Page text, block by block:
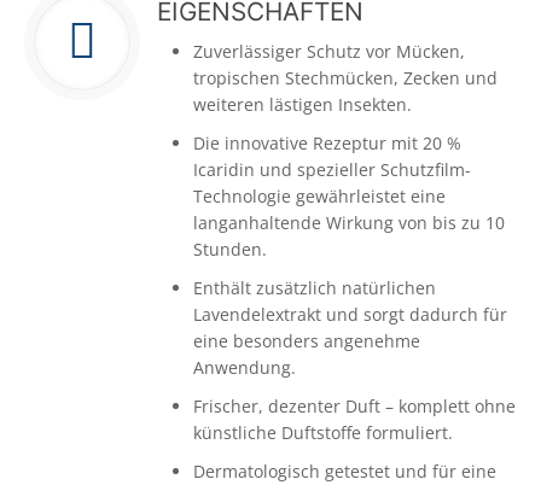
EIGENSCHAFTEN
Zuverlässiger Schutz vor Mücken,
tropischen Stechmücken, Zecken und
weiteren lästigen Insekten.
Die innovative Rezeptur mit 20 %
Icaridin und spezieller Schutzfilm-
Technologie gewährleistet eine
langanhaltende Wirkung von bis zu 10
Stunden.
Enthält zusätzlich natürlichen
Lavendelextrakt und sorgt dadurch für
eine besonders angenehme
Anwendung.
Frischer, dezenter Duft – komplett ohne
künstliche Duftstoffe formuliert.
Dermatologisch getestet und für eine